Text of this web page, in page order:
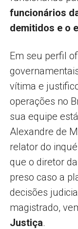
funcionários
demitidos e o
Em seu perfil
vítima e
operações no
sua equipe
Alexandre de
relator do
que o diretor
preso caso a
decisões
magistrado,
Justiça.